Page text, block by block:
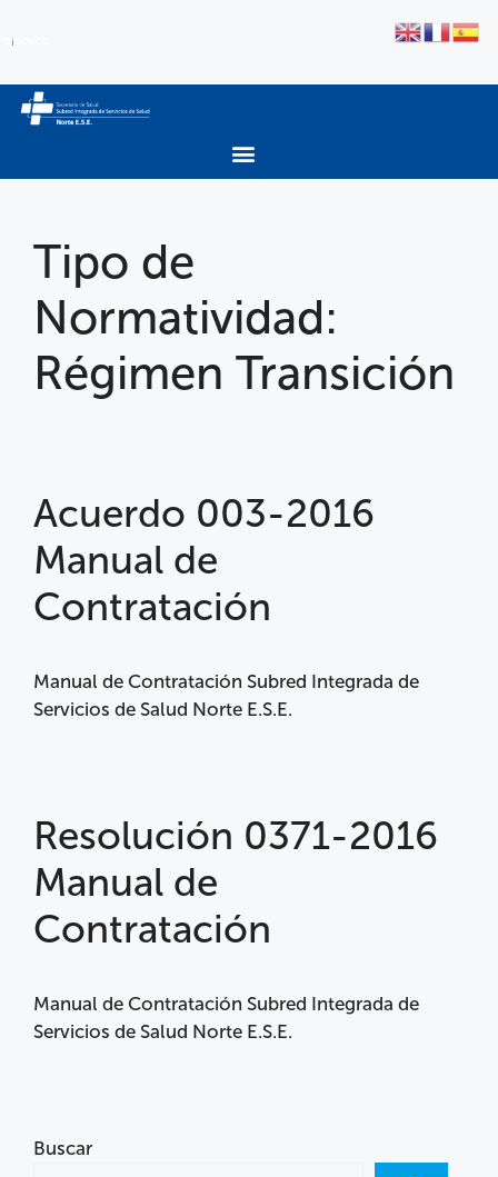
Tipo de
Normatividad:
Régimen Transición
Acuerdo 003-2016
Manual de
Contratación
Manual de Contratación Subred Integrada de
Servicios de Salud Norte E.S.E.
Resolución 0371-2016
Manual de
Contratación
Manual de Contratación Subred Integrada de
Servicios de Salud Norte E.S.E.
Buscar